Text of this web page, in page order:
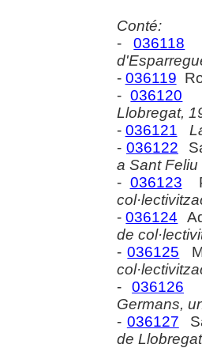
Conté:
-036118
- 036119
-036120
Llobregat,
- 036121
- 036122
a Sant Feliu
- 036123
-036124
de
-036125
-036126
Germans,
- 036127
de